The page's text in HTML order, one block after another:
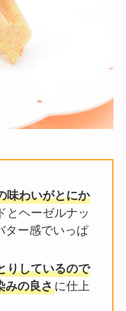
味わいがとにか
とヘーゼルナッ
ター感でいっぱ
りしているので
みの良さに仕上